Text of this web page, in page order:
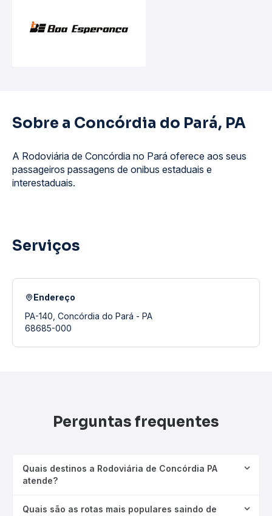
Sobre a Concórdia do Pará, PA
A Rodoviária de Concórdia no Pará oferece aos seus
passageiros passagens de onibus estaduais e
interestaduais.
Serviços
Endereço
PA-140, Concórdia do Pará - PA
68685-000
Perguntas frequentes
Quais destinos a Rodoviária de Concórdia PA
atende?
Quais são as rotas mais populares saindo de